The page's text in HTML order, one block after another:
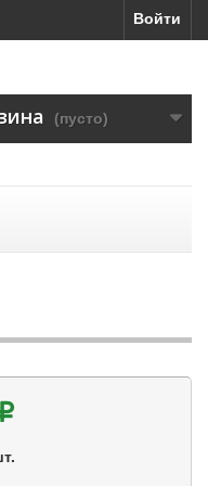
Войти
(пусто)